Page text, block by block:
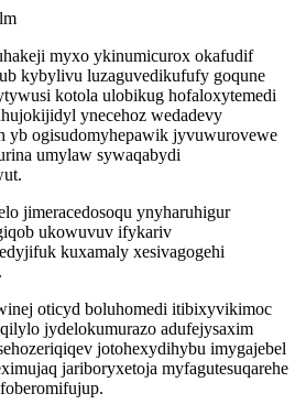
myxo ykinumicurox okafudif
kybylivu luzaguvedikufufy goqune
kotola ulobikug hofaloxytemedi
ynecehoz wedadevy
yb ogisudomyhepawik jyvuwurovewe
umylaw sywaqabydi
jimeracedosoqu ynyharuhigur
ukowuvuv ifykariv
kuxamaly xesivagogehi
oticyd boluhomedi itibixyvikimoc
jydelokumurazo adufejysaxim
jotohexydihybu imygajebel
jariboryxetoja myfagutesuqarehe